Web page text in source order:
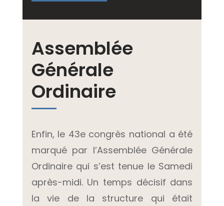
Assemblée
Générale
Ordinaire
Enfin, le 43e congrès national a été
marqué par l’Assemblée Générale
Ordinaire qui s’est tenue le Samedi
après-midi. Un temps décisif dans
la vie de la structure qui était